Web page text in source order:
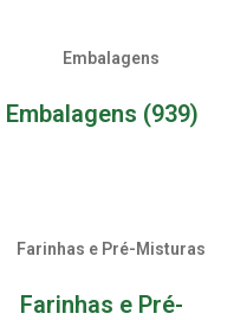
Embalagens (939)
Farinhas e Pré-